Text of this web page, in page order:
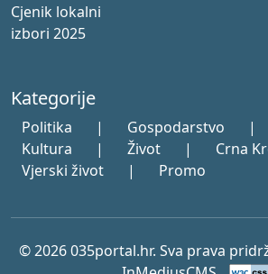
Cjenik lokalni
izbori 2025
Kategorije
Politika | Gospodarstvo |
Kultura
| Život | Crna
Vjerski život
| Promo
© 2026 035portal.hr. Sva prava